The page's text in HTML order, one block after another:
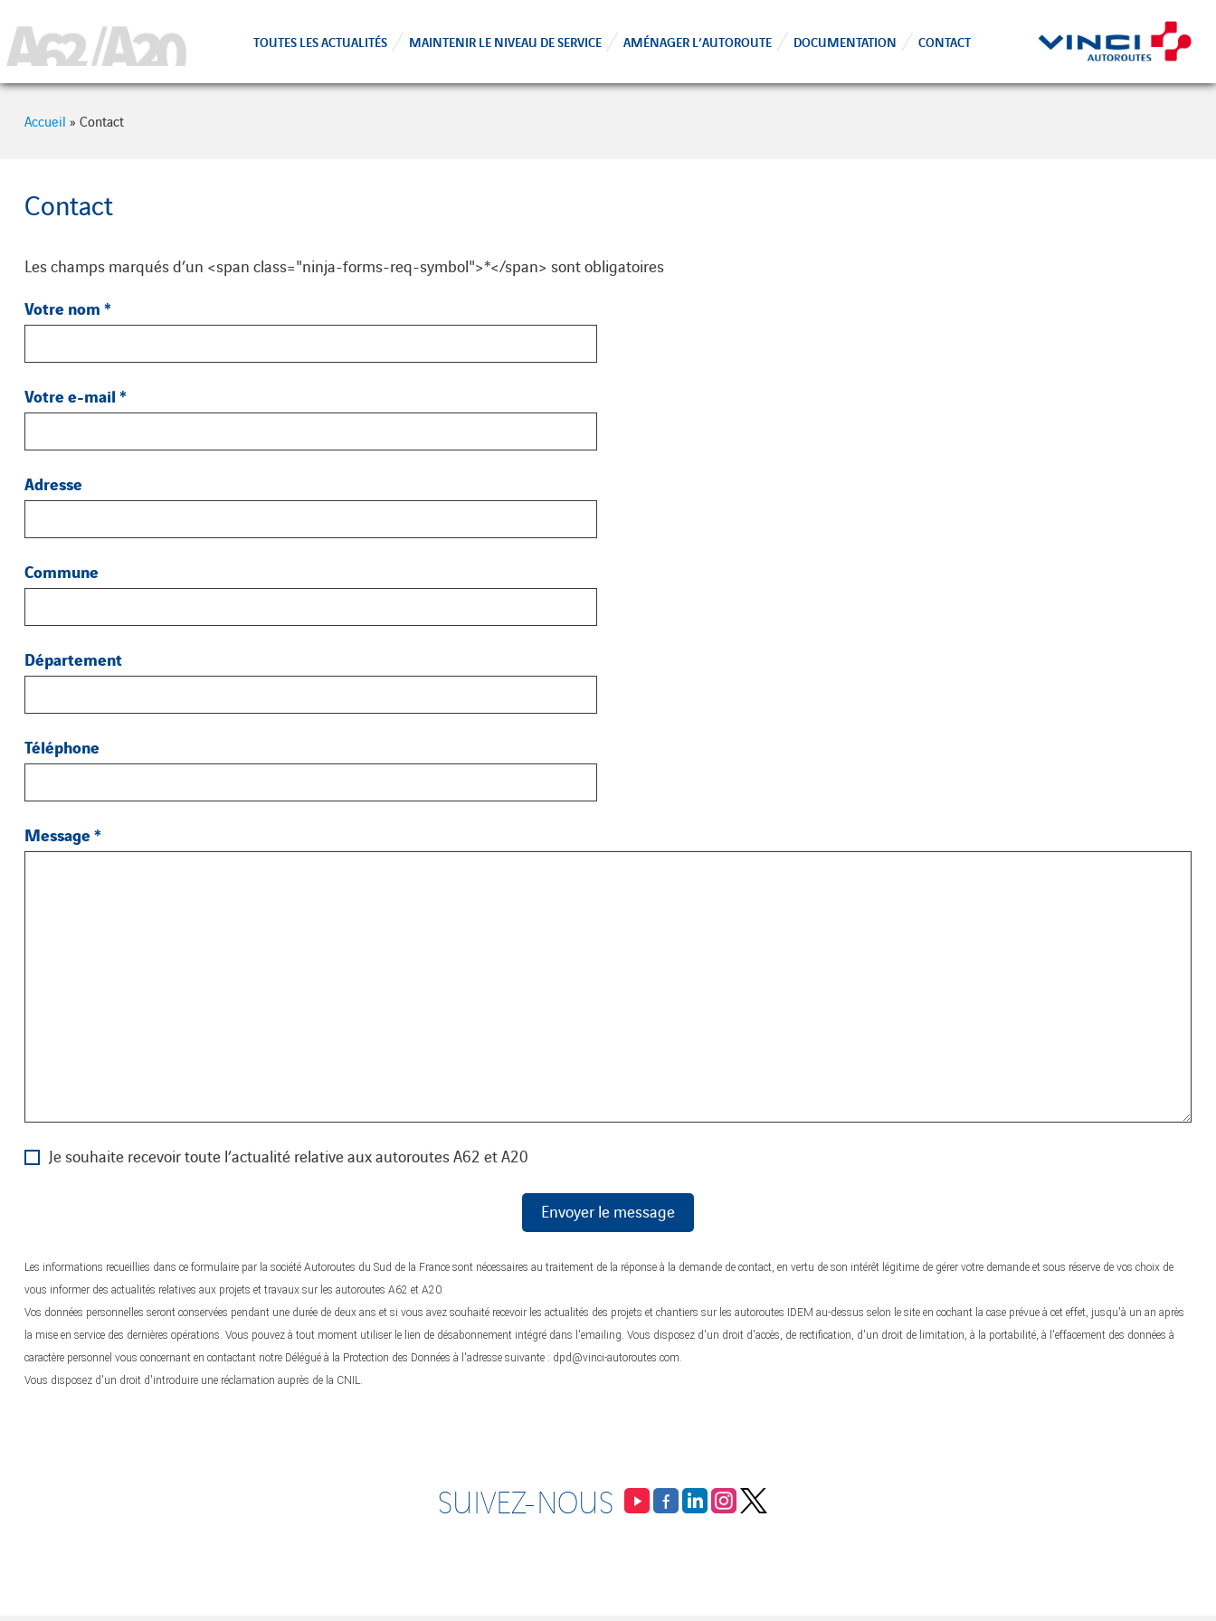
TOUTES LES ACTUALITÉS MAINTENIR LE NIVEAU DE SERVICE AMÉNAGER L’AUTOROUTE DOCUMENTATION CONTACT
Accueil » Contact
Contact
Les champs marqués d’un <span class="ninja-forms-req-symbol">*</span> sont obligatoires
Votre nom*
Votre e-mail*
Adresse
Commune
Département
Téléphone
Message*
Je souhaite recevoir toute l’actualité relative aux autoroutes A62 et A20
Les informations recueillies dans ce formulaire par la société Autoroutes du Sud de la France sont nécessaires au traitement de la réponse à la demande de contact, en vertu de son intérêt légitime de gérer votre demande et sous réserve de vos choix de
vous informer des actualités relatives aux projets et travaux sur les autoroutes A62 et A20.
Vos données personnelles seront conservées pendant une durée de deux ans et si vous avez souhaité recevoir les actualités des projets et chantiers sur les autoroutes IDEM au-dessus selon le site en cochant la case prévue à cet effet, jusqu'à un an après
la mise en service des dernières opérations. Vous pouvez à tout moment utiliser le lien de désabonnement intégré dans l'emailing. Vous disposez d'un droit d'accès, de rectification, d'un droit de limitation, à la portabilité, à l'effacement des données à
caractère personnel vous concernant en contactant notre Délégué à la Protection des Données à l'adresse suivante : dpd@vinci-autoroutes.com
Vous disposez d'un droit d'introduire une réclamation auprès de la CNIL.
SUIVEZ-NOUS